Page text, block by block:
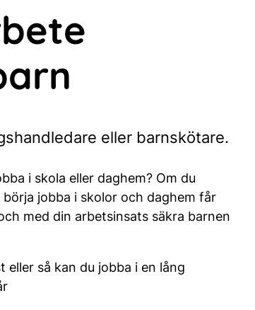
eller barnskötare.
i skola eller daghem? Om du
jobba i skolor och daghem får
med din arbetsinsats säkra barnen
eller så kan du jobba i en lång